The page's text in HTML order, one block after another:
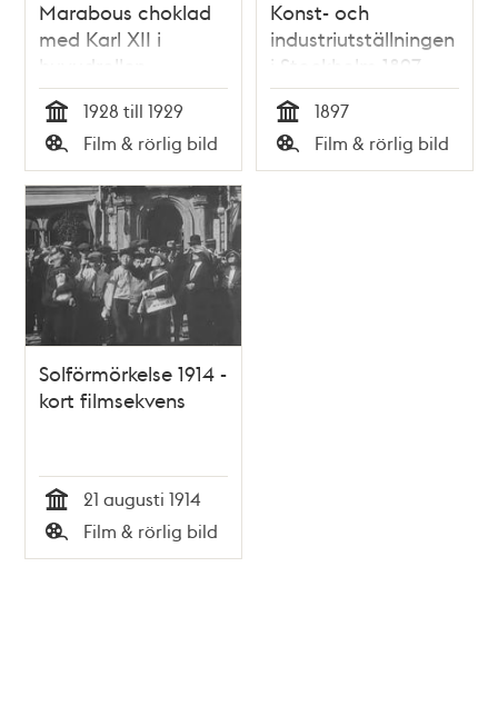
Marabous choklad
med Karl XII i
huvudrollen.
Tid
1928 till 1929
Typ
Film & rörlig bild
Konst- och
industriutställningen
i Stockholm 1897
(Jubileumsutställningen)
Tid
1897
Typ
Film & rörlig bild
Solförmörkelse 1914 -
kort filmsekvens
Tid
21 augusti 1914
Typ
Film & rörlig bild